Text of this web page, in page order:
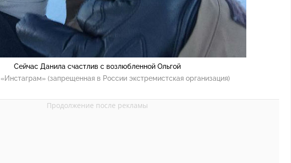
Сейчас Данила счастлив с возлюбленной Ольгой
«Инстаграм» (запрещенная в России экстремистская организация)